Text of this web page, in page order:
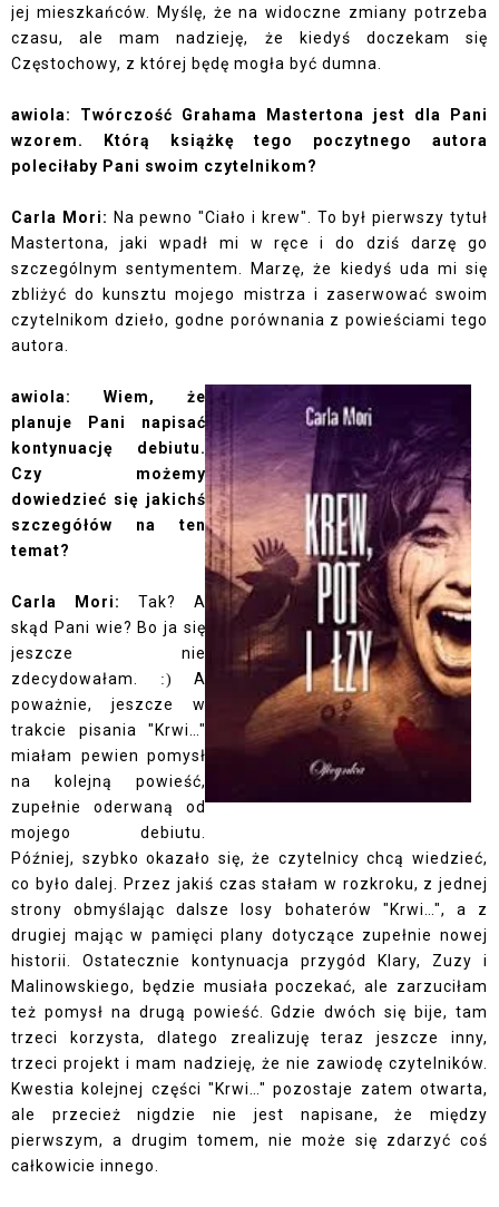
jej mieszkańców. Myślę, że na widoczne zmiany potrzeba
czasu, ale mam nadzieję, że kiedyś doczekam się
Częstochowy, z której będę mogła być dumna.
awiola: Twórczość Grahama Mastertona jest dla Pani
wzorem. Którą książkę tego poczytnego autora
poleciłaby Pani swoim czytelnikom?
Carla Mori: Na pewno "Ciało i krew". To był pierwszy tytuł
Mastertona, jaki wpadł mi w ręce i do dziś darzę go
szczególnym sentymentem. Marzę, że kiedyś uda mi się
zbliżyć do kunsztu mojego mistrza i zaserwować swoim
czytelnikom dzieło, godne porównania z powieściami tego
autora.
awiola: Wiem, że
planuje Pani napisać
kontynuację debiutu.
Czy możemy
dowiedzieć się jakichś
szczegółów na ten
temat?
Carla Mori:
Tak? A
skąd Pani wie? Bo ja się
jeszcze nie
zdecydowałam.
:)
A
poważnie, jeszcze w
trakcie pisania "Krwi…"
miałam pewien pomysł
na kolejną powieść,
zupełnie oderwaną od
mojego debiutu.
Później, szybko okazało się, że czytelnicy chcą wiedzieć,
co było dalej. Przez jakiś czas stałam w rozkroku, z jednej
strony obmyślając dalsze losy bohaterów "Krwi…", a z
drugiej mając w pamięci plany dotyczące zupełnie nowej
historii. Ostatecznie kontynuacja przygód Klary, Zuzy i
Malinowskiego, będzie musiała poczekać, ale zarzuciłam
też pomysł na drugą powieść. Gdzie dwóch się bije, tam
trzeci korzysta, dlatego zrealizuję teraz jeszcze inny,
trzeci projekt i mam nadzieję, że nie zawiodę czytelników.
Kwestia kolejnej części "Krwi…" pozostaje zatem otwarta,
ale przecież nigdzie nie jest napisane, że między
pierwszym, a drugim tomem, nie może się zdarzyć coś
całkowicie innego.